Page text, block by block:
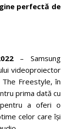
perfectă de
– Samsung
videoproiector
Freestyle, în
prima dată cu
a oferi o
celor care își